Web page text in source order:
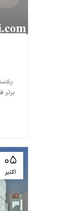
05
اکتبر